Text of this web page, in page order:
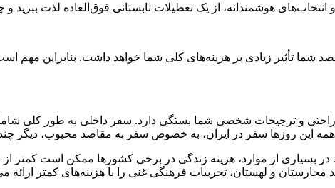
هوشمندانه، از یک تعطیلات تابستانی فوق‌العاده لذت ببرید
تأثیر زیادی بر هزینه‌های کلی شما خواهد داشت. بنابراین مهم
راحتی و ترجیحات شخصی شما بستگی دارد. سفر داخلی به طور کلی
این روزها سفر در ایران، به خصوص سفر به مقاصد محبوب، دیگر
از موارد، هزینه زندگی در برخی کشورها ممکن است کمتر از
و لهستان، تجربیات فرهنگی غنی را با هزینه‌های کمتر ارائه